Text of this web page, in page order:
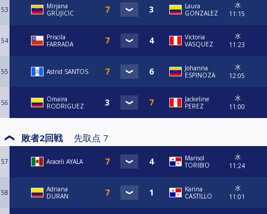
53
Mirjana
GRUJICIC
Laura
GONZALEZ
水
11:15
54
Priscila
FARRADA
Victoria
VASQUEZ
水
11:23
55 Astrid SANTOS
Johanna
ESPINOZA
水
12:05
56
Omaira
RODRIGUEZ
Jackeline
PEREZ
水
11:00
敗者2回戦 先取点 7
57 Araceli AYALA
Marisol
TORIBIO
水
11:24
58
Adriana
DURAN
Karina
CASTILLO
水
11:01